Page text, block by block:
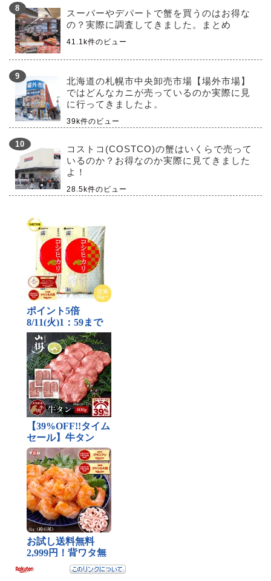
スーパーやデパートで蟹を買うのはお得な
の？実際に調査してきました。まとめ
41.1k件のビュー
北海道の札幌市中央卸売市場【場外市場】
ではどんなカニが売っているのか実際に見
に行ってきましたよ。
39k件のビュー
コストコ(COSTCO)の蟹はいくらで売って
いるのか？お得なのか実際に見てきました
よ！
28.5k件のビュー